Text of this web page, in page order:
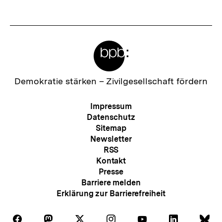
h
Zur
Demokratie stärken – Zivilgesellschaft fördern
Meta-
Navigation
Impressum
Datenschutz
Sitemap
Newsletter
RSS
Kontakt
Presse
Barriere melden
Erklärung zur Barrierefreiheit
Auf Auf